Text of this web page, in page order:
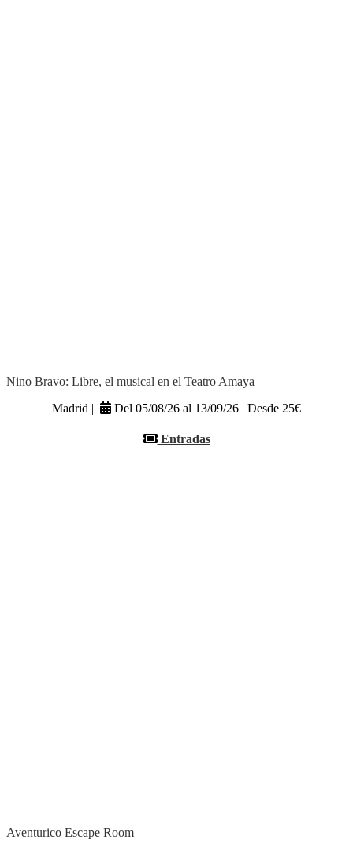
Nino Bravo: Libre, el musical en el Teatro Amaya
Madrid |
Del 05/08/26 al 13/09/26 | Desde 25€
Entradas
Aventurico Escape Room